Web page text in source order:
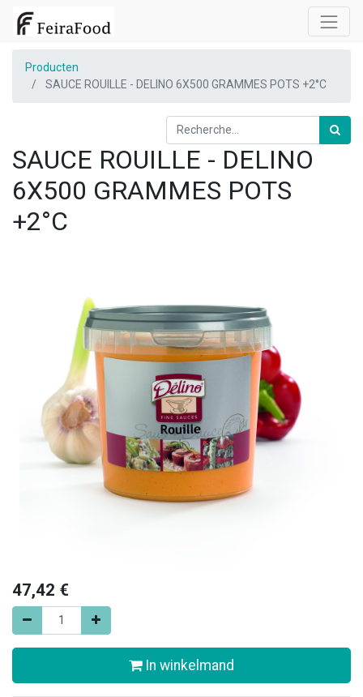
Producten
SAUCE ROUILLE - DELINO 6X500 GRAMMES POTS +2°C
SAUCE ROUILLE - DELINO
6X500 GRAMMES POTS
+2°C
47,42 €
In winkelmand